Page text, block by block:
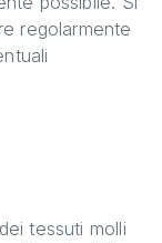
regolarmente
tessuti molli